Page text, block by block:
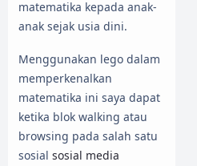
matematika kepada anak-
anak sejak usia dini.
Menggunakan lego dalam
memperkenalkan
matematika ini saya dapat
ketika blok walking atau
browsing pada salah satu
sosial sosial media